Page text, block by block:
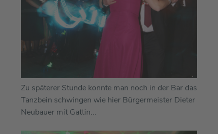
Zu späterer Stunde konnte man noch in der Bar das
Tanzbein schwingen wie hier Bürgermeister Dieter
Neubauer mit Gattin...